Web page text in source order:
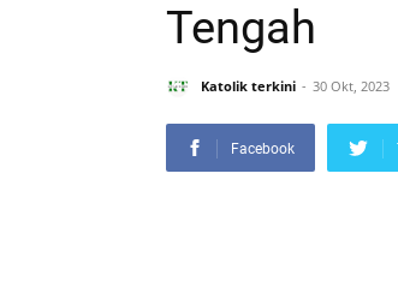
Tengah
Katolik terkini 30 Okt, 2023
Facebook